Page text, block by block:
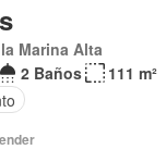
Marina Alta
2 Baños
111 m²